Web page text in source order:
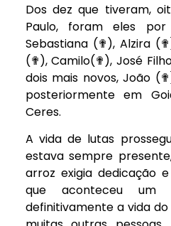
Dos dez que tiveram,
Paulo, foram eles por
Sebastiana (✟), Alzira
(✟), Camilo(✟), José
dois mais novos, João
posteriormente em
Ceres.
A vida de lutas
estava sempre
arroz exigia dedicação
que aconteceu um
definitivamente a vida